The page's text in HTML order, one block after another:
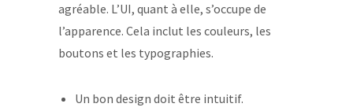
agréable. L’UI, quant à elle, s’occupe de
l’apparence. Cela inclut les couleurs, les
boutons et les typographies.
Un bon design doit être intuitif.